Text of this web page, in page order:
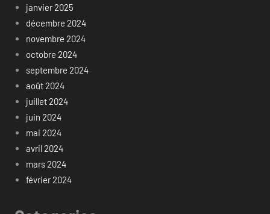
janvier 2025
décembre 2024
novembre 2024
octobre 2024
septembre 2024
août 2024
juillet 2024
juin 2024
mai 2024
avril 2024
mars 2024
février 2024